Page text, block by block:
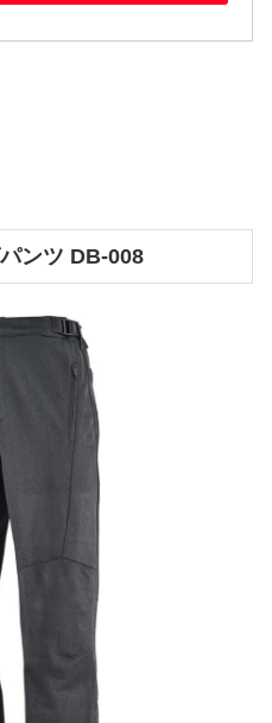
ンツ DB-008